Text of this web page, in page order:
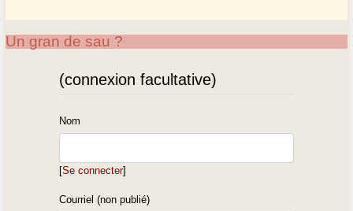
Un gran de sau ?
(connexion facultative)
Nom
[Se connecter]
Courriel (non publié)